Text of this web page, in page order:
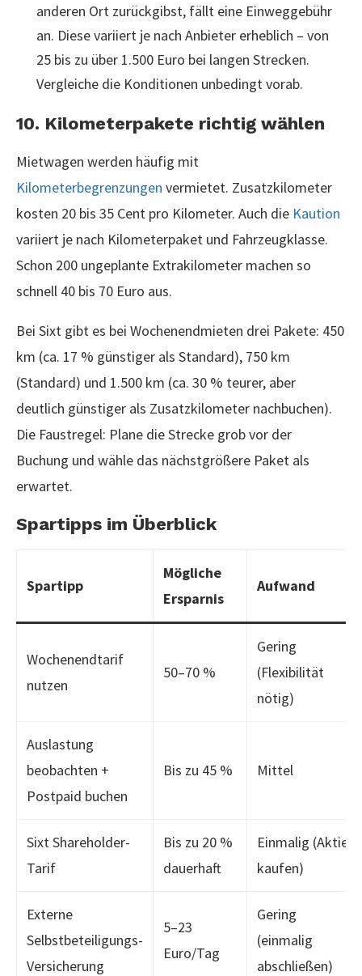
anderen Ort zurückgibst, fällt eine Einweggebühr
an. Diese variiert je nach Anbieter erheblich – von
25 bis zu über 1.500 Euro bei langen Strecken.
Vergleiche die Konditionen unbedingt vorab.
10. Kilometerpakete richtig wählen
Mietwagen werden häufig mit
Kilometerbegrenzungen vermietet. Zusatzkilometer
kosten 20 bis 35 Cent pro Kilometer. Auch die Kaution
variiert je nach Kilometerpaket und Fahrzeugklasse.
Schon 200 ungeplante Extrakilometer machen so
schnell 40 bis 70 Euro aus.
Bei Sixt gibt es bei Wochenendmieten drei Pakete: 450
km (ca. 17 % günstiger als Standard), 750 km
(Standard) und 1.500 km (ca. 30 % teurer, aber
deutlich günstiger als Zusatzkilometer nachbuchen).
Die Faustregel: Plane die Strecke grob vor der
Buchung und wähle das nächstgrößere Paket als
erwartet.
Spartipps im Überblick
Spartipp
Mögliche
Ersparnis
Aufwand
Wochenendtarif
nutzen
50–70 %
Gering
(Flexibilität
nötig)
Auslastung
beobachten +
Postpaid buchen
Bis zu 45 % Mittel
Sixt Shareholder-
Tarif
Bis zu 20 %
dauerhaft
Einmalig (Aktie
kaufen)
Externe
Selbstbeteiligungs-
Versicherung
5–23
Euro/Tag
Gering
(einmalig
abschließen)